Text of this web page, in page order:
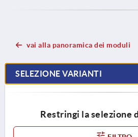
vai alla panoramica dei moduli
SELEZIONE VARIANTI
Restringi la selezione